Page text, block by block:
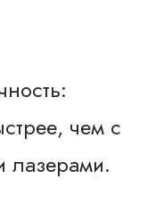
чем с
лазерами.